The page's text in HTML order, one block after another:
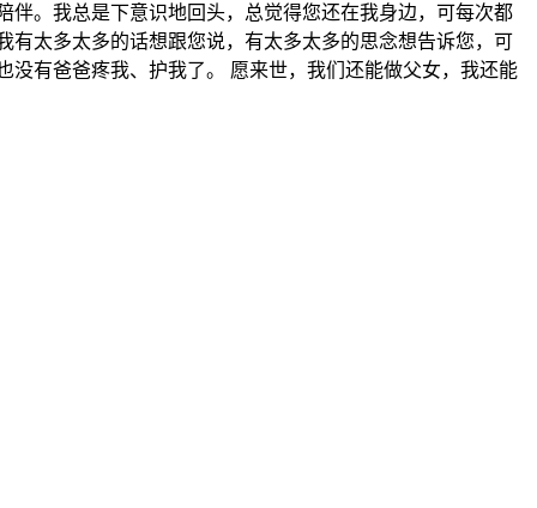
。我总是下意识地回头，总觉得您还在我身边，可每次都
太多太多的话想跟您说，有太多太多的思念想告诉您，可
有爸爸疼我、护我了。 愿来世，我们还能做父女，我还能